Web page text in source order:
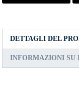
DETTAGLI DEL
INFORMAZIONI SU